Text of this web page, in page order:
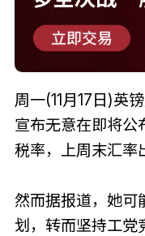
周一(11月17日)英
宣布无意在即将公
税率，上周末汇率
然而据报道，她可
划，转而坚持工党